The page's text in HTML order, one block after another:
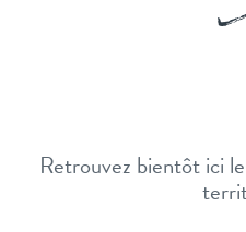
Retrouvez bientôt ici